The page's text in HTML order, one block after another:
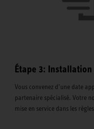
Étape 3: Installation
Vous convenez d’une date
partenaire spécialisé. Votre
mise en service dans les